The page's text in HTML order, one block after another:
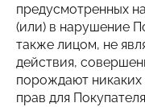
предусмотренных
(или) в нарушение
также лицом, не
действия,
порождают никаких
прав для